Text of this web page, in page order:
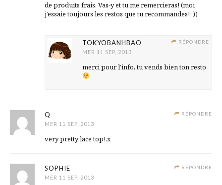
de produits frais. Vas-y et tu me remercieras! (moi
j’essaie toujours les restos que tu recommandes! ;))
RÉPONDRE
TOKYOBANHBAO
MER 11 SEP, 2013
merci pour l’info, tu vends bien ton resto
RÉPONDRE
Q
MER 11 SEP, 2013
very pretty lace top!.x
RÉPONDRE
SOPHIE
MER 11 SEP, 2013